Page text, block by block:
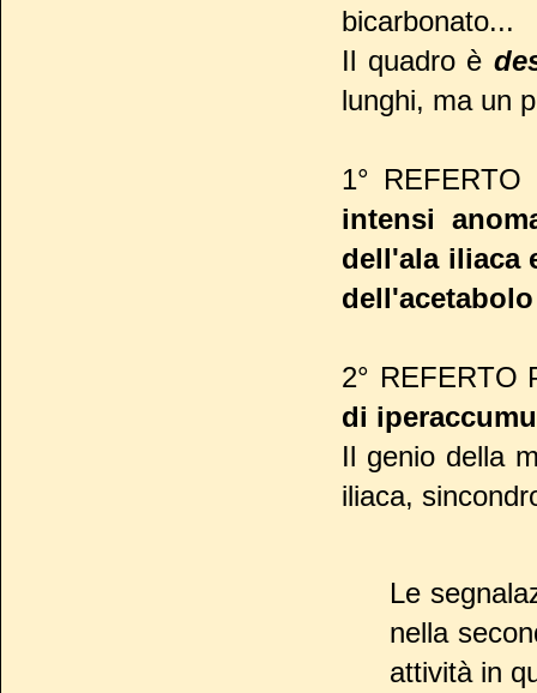
bicarbonato...
Il quadro è
lunghi, ma un
1°
intensi
dell'ala iliaca
2° REFERTO
di
Il genio della
iliaca,
Le
nella
attività in